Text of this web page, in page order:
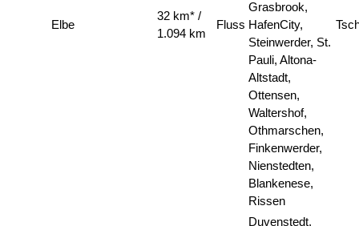
Elbe
32 km* /
1.094 km
Fluss
Grasbrook,
HafenCity,
Steinwerder, St.
Pauli, Altona-
Altstadt,
Ottensen,
Waltershof,
Othmarschen,
Finkenwerder,
Nienstedten,
Blankenese,
Rissen
Duvenstedt,